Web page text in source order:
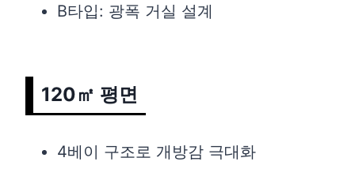
B타입: 광폭 거실 설계
120㎡ 평면
4베이 구조로 개방감 극대화